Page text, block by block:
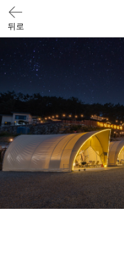
뒤로